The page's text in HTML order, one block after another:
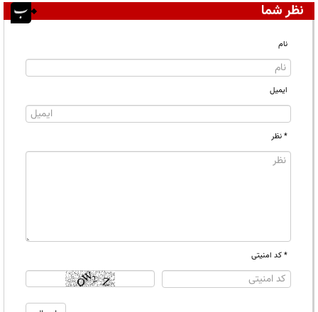
نظر شما
نام
ایمیل
* نظر
* کد امنیتی